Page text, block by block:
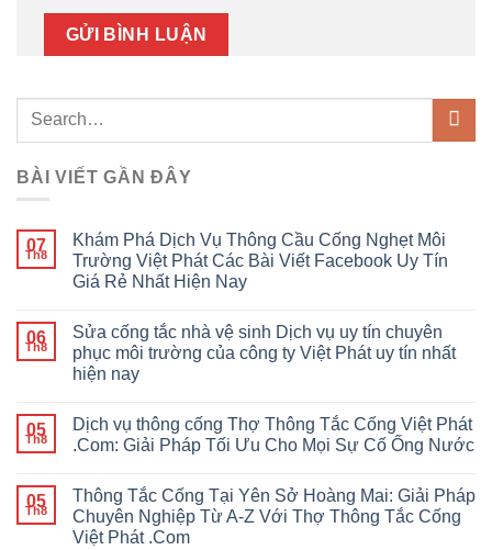
BÀI VIẾT GẦN ĐÂY
07
Th8
Khám Phá Dịch Vụ Thông Cầu Cống Nghẹt Môi
Trường Việt Phát Các Bài Viết Facebook Uy Tín
Giá Rẻ Nhất Hiện Nay
06
Th8
Sửa cống tắc nhà vệ sinh Dịch vụ uy tín chuyên
phục môi trường của công ty Việt Phát uy tín nhất
hiện nay
05
Th8
Dịch vụ thông cống Thợ Thông Tắc Cống Việt Phát
.Com: Giải Pháp Tối Ưu Cho Mọi Sự Cố Ống Nước
05
Th8
Thông Tắc Cống Tại Yên Sở Hoàng Mai: Giải Pháp
Chuyên Nghiệp Từ A-Z Với Thợ Thông Tắc Cống
Việt Phát .Com